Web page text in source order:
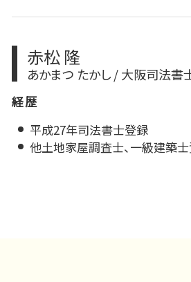
赤松 隆
あかまつ たかし / 大阪司法書
経歴
平成27年司法書士登録
他土地家屋調査士、一級建築